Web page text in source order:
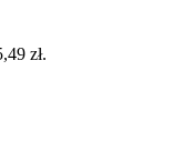
zł.